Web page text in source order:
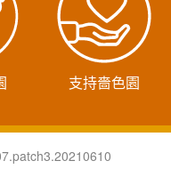
支持嗇色園